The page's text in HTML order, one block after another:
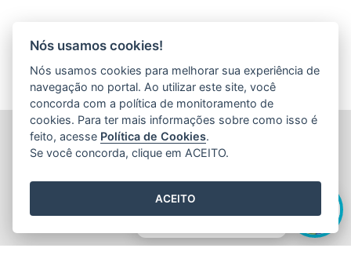
Olá! Sou a
como posso te ajudar hoje?
FUNDAÇÃO DE AMPARO À PESQUISA E INOVAÇÃO DO
ESPÍRITO SANTO (FAPES)
CEP: 29066-380 - Vitória / ES
Tel.: 27 3636 1850
Nós usamos cookies!
Nós usamos cookies para melhorar sua experiência de
navegação no portal. Ao utilizar este site, você
concorda com a política de monitoramento de
cookies. Para ter mais informações sobre como isso é
feito, acesse Política de Cookies.
Se você concorda, clique em ACEITO.
ACEITO